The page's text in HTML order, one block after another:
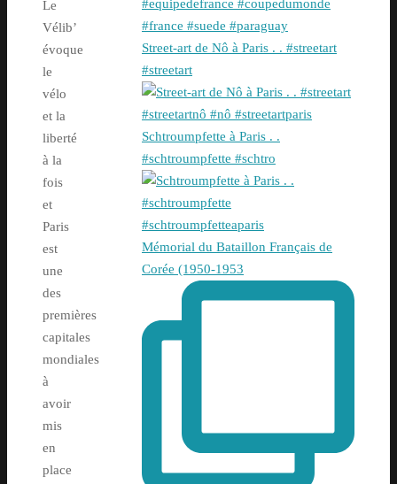
Le
Vélib’
évoque
le
vélo
et la
liberté
à la
fois
et
Paris
est
une
des
premières
capitales
mondiales
à
avoir
mis
en
place
Street-art de Nô à Paris . . #streetart
#streetart
Schtroumpfette à Paris . .
#schtroumpfette #schtro
Mémorial du Bataillon Français de
Corée (1950-1953